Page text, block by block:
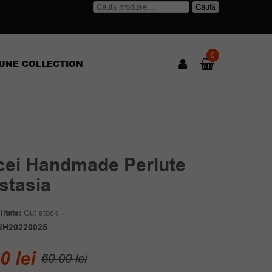
Caută
Caută
COLLECTION
0
Handmade Perlute
Out stock
60.00leiPrețul
lei
Prețul